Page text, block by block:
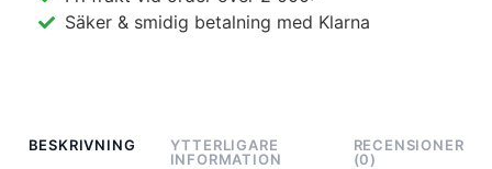
Säker & smidig betalning med Klarna
BESKRIVNING
YTTERLIGARE
INFORMATION
RECENSIONER
(0)